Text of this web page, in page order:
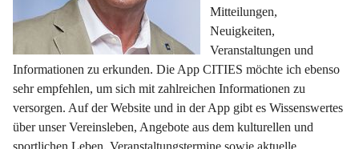
Mitteilungen,
Neuigkeiten,
Veranstaltungen und
Informationen zu erkunden. Die App CITIES möchte ich ebenso
sehr empfehlen, um sich mit zahlreichen Informationen zu
versorgen. Auf der Website und in der App gibt es Wissenswertes
über unser Vereinsleben, Angebote aus dem kulturellen und
sportlichen Leben, Veranstaltungstermine sowie aktuelle